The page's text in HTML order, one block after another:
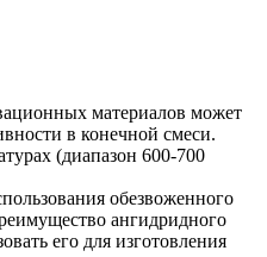
материалов может
в конечной смеси.
(диапазон 600-700
обезвоженного
ангидридного
его для изготовления